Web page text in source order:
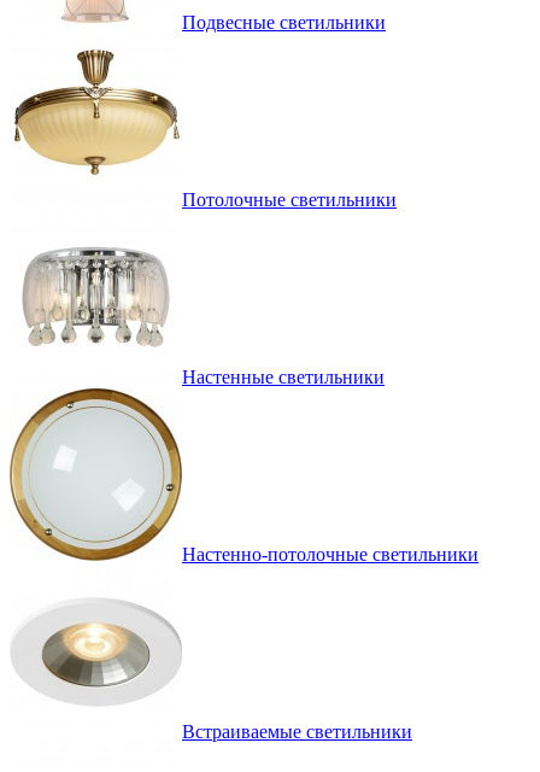
Подвесные светильники
Потолочные светильники
Настенные светильники
Настенно-потолочные светильники
Встраиваемые светильники